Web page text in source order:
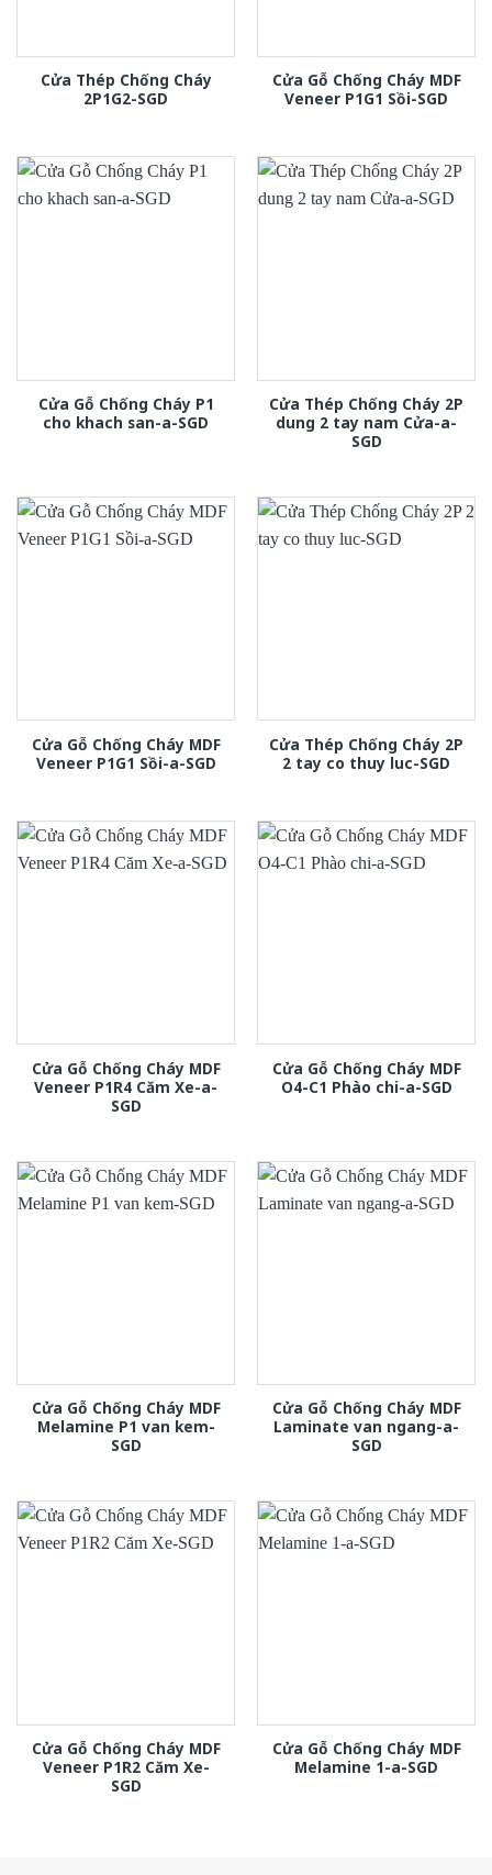
Cửa Thép Chống Cháy
2P1G2-SGD
Cửa Gỗ Chống Cháy MDF
Veneer P1G1 Sồi-SGD
Cửa Gỗ Chống Cháy P1
cho khach san-a-SGD
Cửa Thép Chống Cháy 2P
dung 2 tay nam Cửa-a-
SGD
Cửa Gỗ Chống Cháy MDF
Veneer P1G1 Sồi-a-SGD
Cửa Thép Chống Cháy 2P
2 tay co thuy luc-SGD
Cửa Gỗ Chống Cháy MDF
Veneer P1R4 Căm Xe-a-
SGD
Cửa Gỗ Chống Cháy MDF
O4-C1 Phào chi-a-SGD
Cửa Gỗ Chống Cháy MDF
Melamine P1 van kem-
SGD
Cửa Gỗ Chống Cháy MDF
Laminate van ngang-a-
SGD
Cửa Gỗ Chống Cháy MDF
Veneer P1R2 Căm Xe-
SGD
Cửa Gỗ Chống Cháy MDF
Melamine 1-a-SGD